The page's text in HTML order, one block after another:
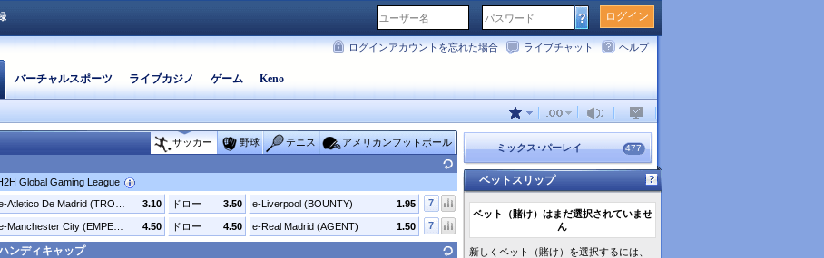
ログイン
ログインアカウントを忘れた場合 ライブチャット ヘルプ
バーチャルスポーツ ライブカジノ ゲーム Keno
サッカー 野球 テニス アメリカンフットボール
Global Gaming League
3.10 3.50
ドロー 1.95
e-Liverpool (BOUNTY) 7
4.50
e-Manchester City (EMPEROR) 4.50
ドロー 1.50
e-Real Madrid (AGENT) 7
ンディキャップ
ミックス･パーレイ 477
ベットスリップ
ベット（賭け）はまだ選択されていませ
ん
新しくベット（賭け）を選択するには、